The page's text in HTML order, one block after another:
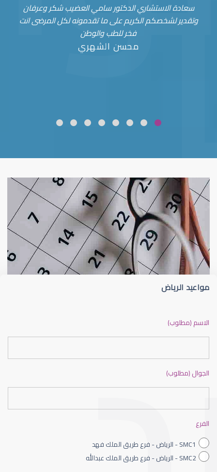
سعادة الاستشاري الدكتور سامي العضيب شكر وعرفان
وتقدير لشخصكم الكريم على ما تقدمونه لكل المرضى انت
فخر للطب والوطن
محسن الشهري
قلوبال لرعاية العين ضعف نظر
ضعف نظر الاطفال
مواعيد الرياض
الاسم (مطلوب)
الجوال (مطلوب)
الفرع
SMC1 - الرياض - فرع طريق الملك فهد
SMC2 - الرياض - فرع طريق الملك عبدالله